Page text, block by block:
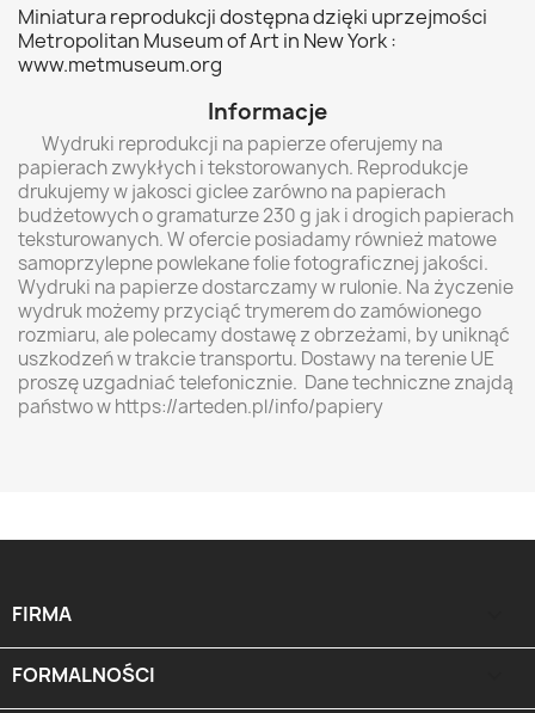
Miniatura reprodukcji dostępna dzięki uprzejmości
Metropolitan Museum of Art in New York :
www.metmuseum.org
Informacje
Wydruki reprodukcji na papierze oferujemy na
papierach zwykłych i tekstorowanych. Reprodukcje
drukujemy w jakosci giclee zarówno na papierach
budżetowych o gramaturze 230 g jak i drogich papierach
teksturowanych. W ofercie posiadamy również matowe
samoprzylepne powlekane folie fotograficznej jakości.
Wydruki na papierze dostarczamy w rulonie. Na życzenie
wydruk możemy przyciąć trymerem do zamówionego
rozmiaru, ale polecamy dostawę z obrzeżami, by uniknąć
uszkodzeń w trakcie transportu. Dostawy na terenie UE
proszę uzgadniać telefonicznie. Dane techniczne znajdą
państwo w https://arteden.pl/info/papiery
FIRMA
FORMALNOŚCI